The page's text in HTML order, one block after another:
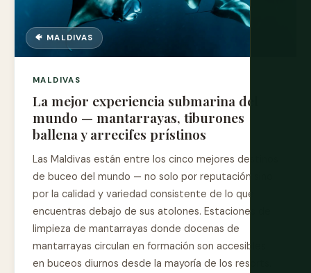
🐠 MALDIVAS
MALDIVAS
La mejor experiencia submarina del
mundo — mantarrayas, tiburones
ballena y arrecifes prístinos
Las Maldivas están entre los cinco mejores destinos
de buceo del mundo — no solo por reputación sino
por la calidad y variedad consistente de lo que
encuentras debajo de sus atolones. Estaciones de
limpieza de mantarrayas donde docenas de
mantarrayas circulan en formación son accesibles
en buceos diurnos desde la mayoría de los resorts.